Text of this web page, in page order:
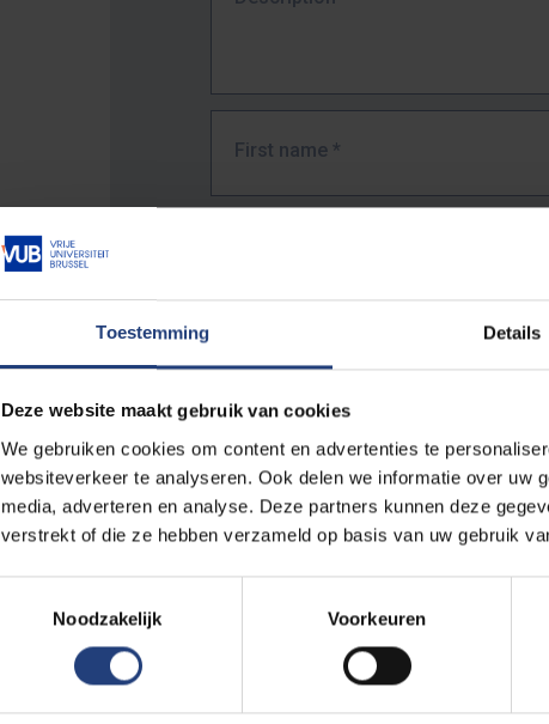
Toestemming Details
Deze website maakt gebruik van cookies
We gebruiken cookies om content en advertenties te
websiteverkeer te analyseren. Ook delen we informatie over uw
media, adverteren en analyse. Deze partners kunnen deze
verstrekt of die ze hebben verzameld op basis van uw gebruik
Noodzakelijk
Voorkeuren
First name *
The full URL of the page where you encountered the
E.g. https://www.vub.be/nl/studeren-aan-de-vub/